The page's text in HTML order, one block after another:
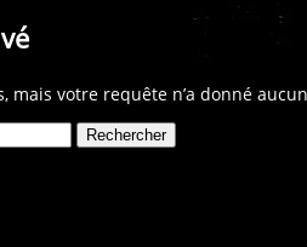
mais votre requête n’a donné